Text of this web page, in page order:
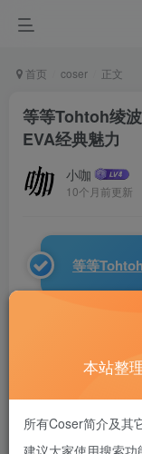
首页 coser 正文
等等Tohtoh绫
EVA经典魅力
小咖
10个月前更新
等等
发少女，是无数动
露出淡蓝短发与那
本站整
所有Coser简介及其
建议大家使用搜索